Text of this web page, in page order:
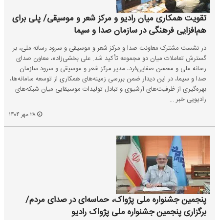
تقویت همکاری میان رادیو و مرکز شعر و موسیقی/ پلی برای
هم‌افزایی فرهنگی در سازمان صدا و سیما
در نشست مشترک معاونت صدا و مرکز شعر و موسیقی و سرود رسانه ملی، بر
گسترش تعاملات میان دو مجموعه تأکید شد. علی بخشی‌زاده، معاون صدای
رسانه ملی و محسن صفایی‌فرد، مدیر مرکز شعر و موسیقی و سرود سازمان
صدا و سیما، در این دیدار ضمن بررسی زمینه‌های همکاری از توسعه سامانه‌ها،
بهره‌گیری از ظرفیت‌های آرشیوی و تبادل تولیدات موسیقایی میان شبکه‌های
رادیویی خبر …
پنجمین جشنواره ملی پژواک، حماسه‌ای در صدای مردم/
برگزاری پنجمین جشنواره ملی پژواک رادیو